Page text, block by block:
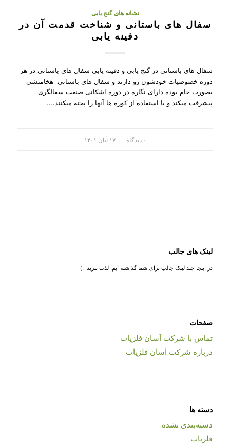
نشانه های گنج یابی
سفال های باستانی و شناخت قدمت آن در
دفینه یابی
سفال های باستانی در گنج یابی و دفینه یابی سفال های باستانی در هر
دوره خصوصیات خودشون رو دارند و سفال های باستانی هخامنشی
بصورت خام بوده دارای نگاره در دوره اشکانی صنعت سفالگری
پیشرفت میکند و با استفاده از کوره ها آنها را پخته میکنند،…
۰ دیدگاه ۱۷ آبان ۱۴۰۱
لینک های جالب
در اینجا چند لینک جالب برای شما گذاشته ایم. لذت ببرید! :)
صفحات
تماس با شرکت آسان فلزیاب
درباره شرکت آسان فلزیاب
دسته ها
دسته‌بندی نشده
فلزیاب